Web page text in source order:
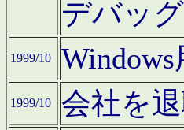
デバッ
1999/10
1999/10 会社を